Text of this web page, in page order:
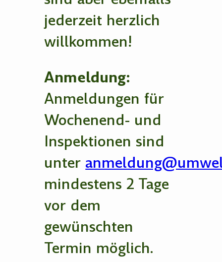
jederzeit herzlich
willkommen!
Anmeldung:
Anmeldungen für
Wochenend- und
Inspektionen sind
unter
mindestens 2 Tage
vor dem
gewünschten
Termin möglich.